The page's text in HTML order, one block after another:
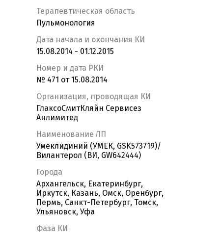
Терапевтическая область
Пульмонология
Дата начала и окончания КИ
15.08.2014 - 01.12.2015
Номер и дата РКИ
№ 471 от 15.08.2014
Организация, проводящая КИ
ГлаксоСмитКляйн Сервисез
Анлимитед
Наименование ЛП
Умеклидиний (УМЕК, GSK573719)/
Вилантерол (ВИ, GW642444)
Города
Архангельск, Екатеринбург,
Иркутск, Казань, Омск, Оренбург,
Пермь, Санкт-Петербург, Томск,
Ульяновск, Уфа
Фаза КИ